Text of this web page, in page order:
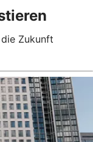
Zukunft